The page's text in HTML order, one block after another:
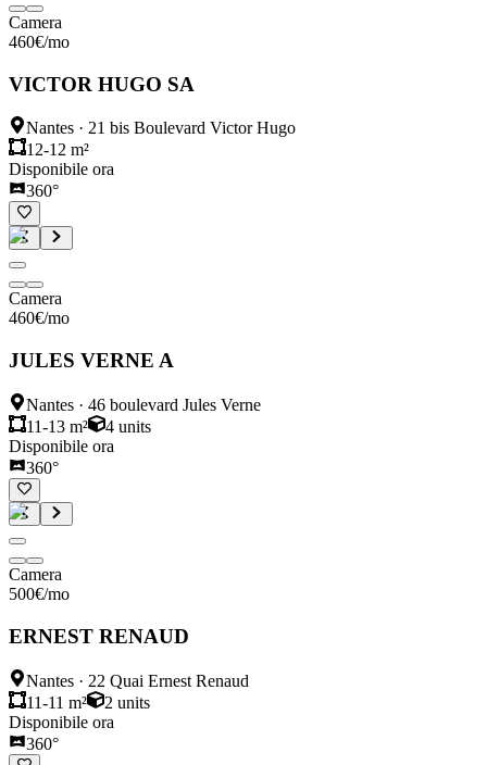
Camera
460€/mo
VICTOR HUGO SA
Nantes · 21 bis Boulevard Victor Hugo
12-12 m²
Disponibile ora
360°
Camera
460€/mo
JULES VERNE A
Nantes · 46 boulevard Jules Verne
11-13 m²
4 units
Disponibile ora
360°
Camera
500€/mo
ERNEST RENAUD
Nantes · 22 Quai Ernest Renaud
11-11 m²
2 units
Disponibile ora
360°